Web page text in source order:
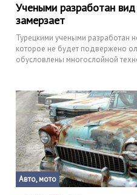
Учеными разработан
замерзает
Турецкими учеными разработан
которое не будет подвержено
обусловлены многослойной
Авто, мото